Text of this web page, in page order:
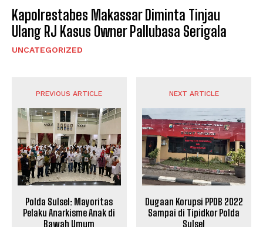
Kapolrestabes Makassar Diminta Tinjau
Ulang RJ Kasus Owner Pallubasa Serigala
UNCATEGORIZED
PREVIOUS ARTICLE
Polda Sulsel: Mayoritas
Pelaku Anarkisme Anak di
Bawah Umum
NEXT ARTICLE
Dugaan Korupsi PPDB 2022
Sampai di Tipidkor Polda
Sulsel